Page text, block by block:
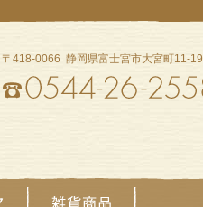
〒418-0066 静岡県富士宮市大宮町11-19